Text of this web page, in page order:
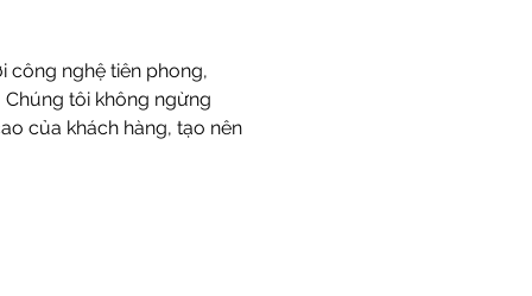
công nghệ tiên phong,
tôi không ngừng
của khách hàng, tạo nên